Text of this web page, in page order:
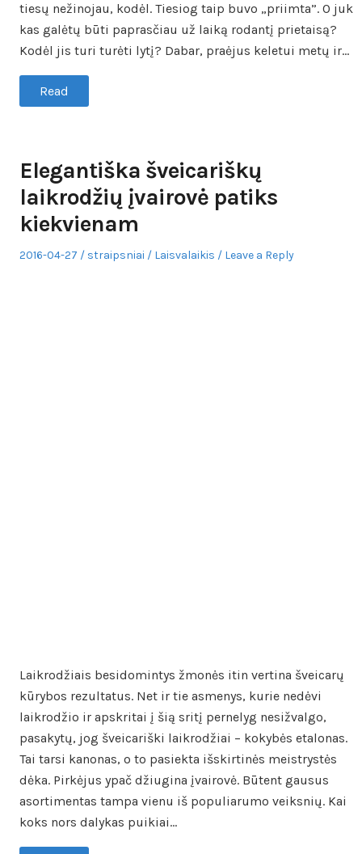
tiesų nežinojau, kodėl. Tiesiog taip buvo „priimta”. O juk
kas galėtų būti paprasčiau už laiką rodantį prietaisą?
Kodėl jis turi turėti lytį? Dabar, praėjus keletui metų ir…
Read
Elegantiška šveicariškų
laikrodžių įvairovė patiks
kiekvienam
Posted
2016-04-27 Author
straipsniai
Posted
Laisvalaikis Leave a Reply
Laikrodžiais besidomintys žmonės itin vertina šveicarų
kūrybos rezultatus. Net ir tie asmenys, kurie nedėvi
laikrodžio ir apskritai į šią sritį pernelyg nesižvalgo,
pasakytų, jog šveicariški laikrodžiai – kokybės etalonas.
Tai tarsi kanonas, o to pasiekta išskirtinės meistrystės
dėka. Pirkėjus ypač džiugina įvairovė. Būtent gausus
asortimentas tampa vienu iš populiarumo veiksnių. Kai
koks nors dalykas puikiai…